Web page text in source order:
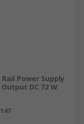
Power Supply
DC 72 W